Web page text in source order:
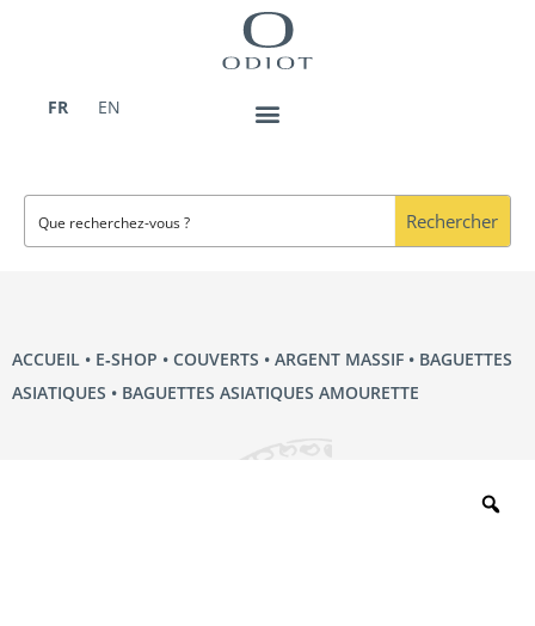
FR
EN
Rechercher
ACCUEIL • E‑SHOP • COUVERTS • ARGENT MASSIF • BAGUETTES
ASIATIQUES • BAGUETTES ASIATIQUES AMOURETTE